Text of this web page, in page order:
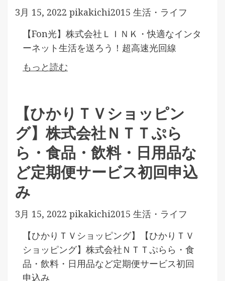
3月 15, 2022 pikakichi2015 生活・ライフ
【Fon光】株式会社ＬＩＮＫ・快適なインタ
ーネット生活を送ろう！超高速光回線
もっと読む
【ひかりＴＶショッピン
グ】株式会社ＮＴＴぷら
ら・食品・飲料・日用品な
ど定期便サービス初回申込
み
3月 15, 2022 pikakichi2015 生活・ライフ
【ひかりＴＶショッピング】【ひかりＴＶ
ショッピング】株式会社ＮＴＴぷらら・食
品・飲料・日用品など定期便サービス初回
申込み